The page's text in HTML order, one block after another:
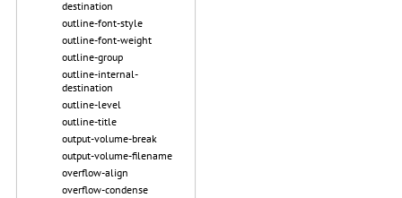
destination
outline-font-style
outline-font-weight
outline-group
outline-internal-
destination
outline-level
outline-title
output-volume-break
output-volume-filename
overflow-align
overflow-condense